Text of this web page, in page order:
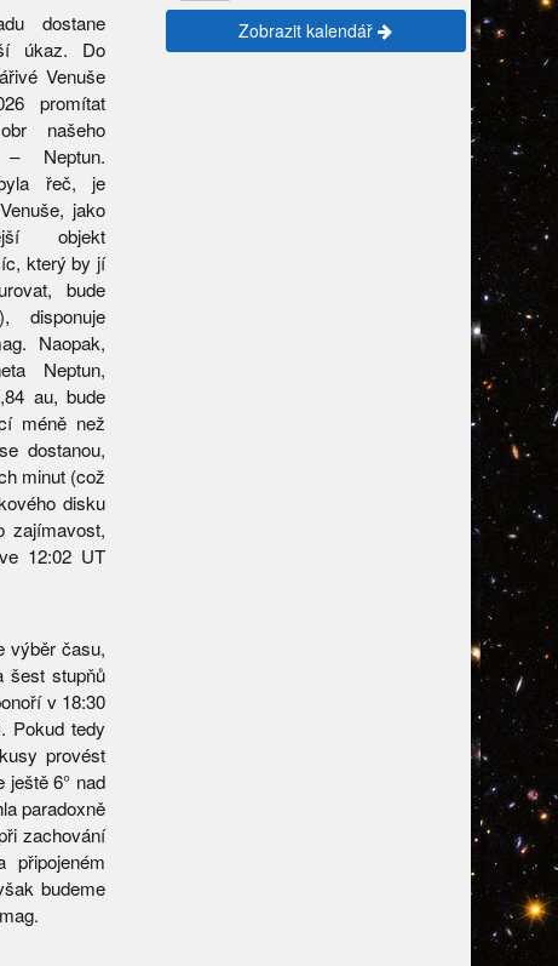
dostane
úkaz. Do
Venuše
promítat
našeho
– Neptun.
řeč, je
jako
objekt
který by jí
bude
disponuje
Naopak,
Neptun,
au, bude
méně než
dostanou,
minut (což
disku
zajímavost,
12:02 UT
výběr času,
šest stupňů
v 18:30
Pokud tedy
provést
ještě 6° nad
paradoxně
zachování
připojeném
budeme
Zobrazit kalendář